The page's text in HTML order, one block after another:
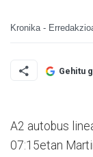
Kronika -
Gehitu
A2 autobus
07:15e­tan